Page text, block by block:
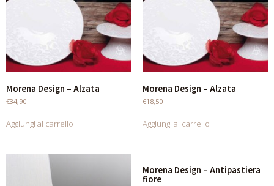
Morena Design – Alzata
€34,90
Aggiungi al carrello
Morena Design – Alzata
€18,50
Aggiungi al carrello
Morena Design – Antipastiera
fiore